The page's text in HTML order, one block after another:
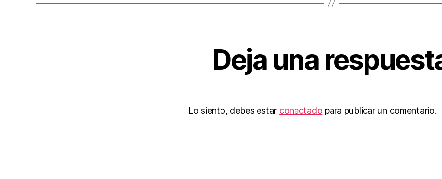
Deja una
Lo siento, debes estar conectado para publicar un comentario.